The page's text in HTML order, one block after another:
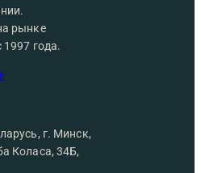
рынке
1997 года.
г. Минск,
Коласа, 34Б,